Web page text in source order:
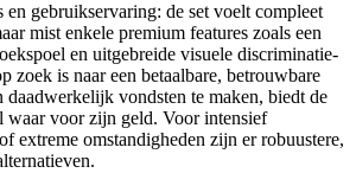
en gebruikservaring: de set voelt compleet
mist enkele premium features zoals een
en uitgebreide visuele discriminatie-
zoek is naar een betaalbare, betrouwbare
daadwerkelijk vondsten te maken, biedt de
waar voor zijn geld. Voor intensief
extreme omstandigheden zijn er robuustere,